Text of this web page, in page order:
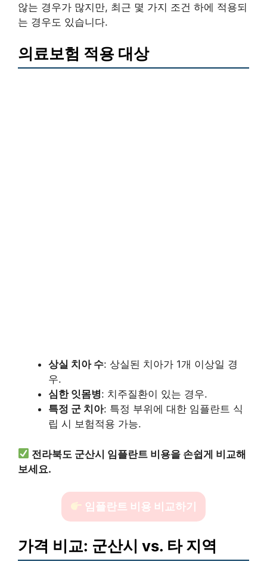
않는 경우가 많지만, 최근 몇 가지 조건 하에 적용되
는 경우도 있습니다.
의료보험 적용 대상
상실 치아 수: 상실된 치아가 1개 이상일 경
우.
심한 잇몸병: 치주질환이 있는 경우.
특정 군 치아: 특정 부위에 대한 임플란트 식
립 시 보험적용 가능.
전라북도 군산시 임플란트 비용을 손쉽게 비교해
보세요.
임플란트 비용 비교하기
가격 비교: 군산시 vs. 타 지역